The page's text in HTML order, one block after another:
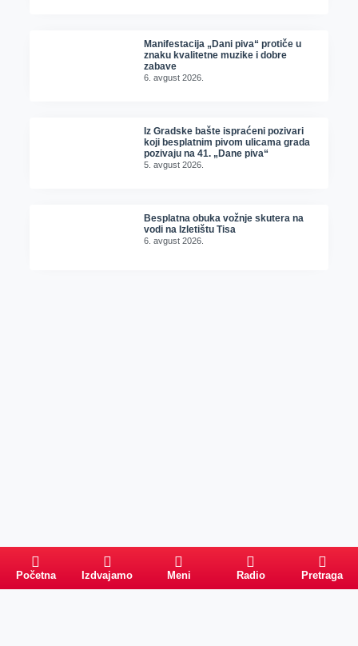
Manifestacija „Dani piva“ protiče u
znaku kvalitetne muzike i dobre
zabave
6. avgust 2026.
Iz Gradske bašte ispraćeni pozivari
koji besplatnim pivom ulicama grada
pozivaju na 41. „Dane piva“
5. avgust 2026.
Besplatna obuka vožnje skutera na
vodi na Izletištu Tisa
6. avgust 2026.
Početna Izdvajamo Meni Radio Pretraga